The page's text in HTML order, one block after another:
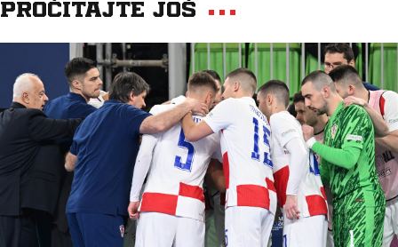
Pročitajte još